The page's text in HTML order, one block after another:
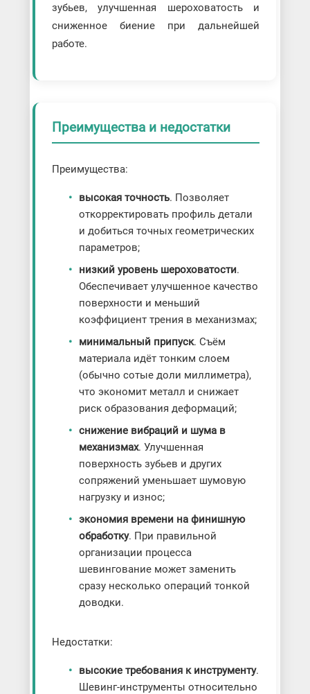
зубьев, улучшенная шероховатость и
сниженное биение при дальнейшей
работе.
Преимущества и недостатки
Преимущества:
высокая точность. Позволяет
откорректировать профиль детали
и добиться точных геометрических
параметров;
низкий уровень шероховатости.
Обеспечивает улучшенное качество
поверхности и меньший
коэффициент трения в механизмах;
минимальный припуск. Съём
материала идёт тонким слоем
(обычно сотые доли миллиметра),
что экономит металл и снижает
риск образования деформаций;
снижение вибраций и шума в
механизмах. Улучшенная
поверхность зубьев и других
сопряжений уменьшает шумовую
нагрузку и износ;
экономия времени на финишную
обработку. При правильной
организации процесса
шевингование может заменить
сразу несколько операций тонкой
доводки.
Недостатки:
высокие требования к инструменту.
Шевинг-инструменты относительно